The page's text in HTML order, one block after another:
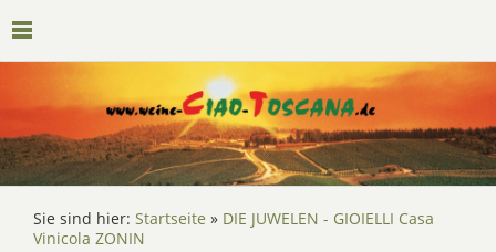
Sie sind hier: Startseite » DIE JUWELEN - GIOIELLI Casa
Vinicola ZONIN